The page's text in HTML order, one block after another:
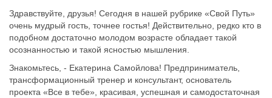
Здравствуйте, друзья! Сегодня в нашей рубрике «Свой Путь»
очень мудрый гость, точнее гостья! Действительно, редко кто в
подобном достаточно молодом возрасте обладает такой
осознанностью и такой ясностью мышления.
Знакомьтесь, - Екатерина Самойлова! Предприниматель,
трансформационный тренер и консультант, основатель
проекта «Все в тебе», красивая, успешная и самодостаточная